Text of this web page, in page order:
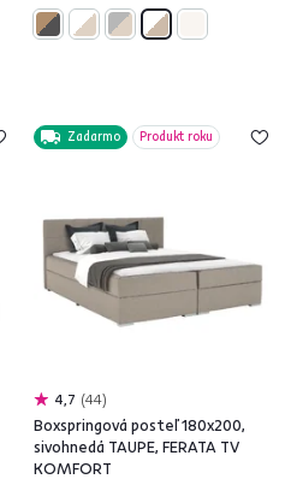
Zadarmo Produkt roku
4,7 44
Boxspringová posteľ 180x200,
sivohnedá TAUPE, FERATA TV
KOMFORT